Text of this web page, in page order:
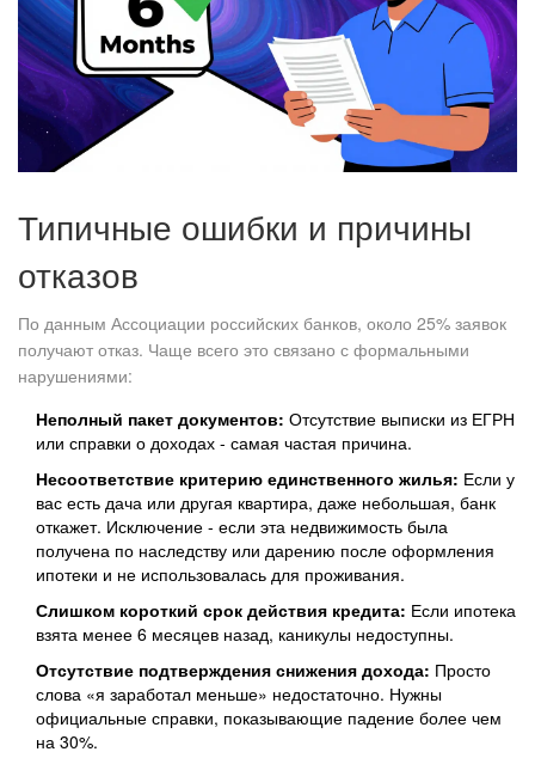
Типичные ошибки и причины
отказов
По данным Ассоциации российских банков, около 25% заявок
получают отказ. Чаще всего это связано с формальными
нарушениями:
Неполный пакет документов: Отсутствие выписки из ЕГРН
или справки о доходах - самая частая причина.
Несоответствие критерию единственного жилья: Если у
вас есть дача или другая квартира, даже небольшая, банк
откажет. Исключение - если эта недвижимость была
получена по наследству или дарению после оформления
ипотеки и не использовалась для проживания.
Слишком короткий срок действия кредита: Если ипотека
взята менее 6 месяцев назад, каникулы недоступны.
Отсутствие подтверждения снижения дохода: Просто
слова «я заработал меньше» недостаточно. Нужны
официальные справки, показывающие падение более чем
на 30%.